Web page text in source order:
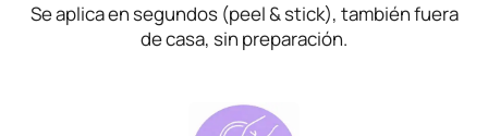
Se aplica en segundos (peel & stick), también fuera
de casa, sin preparación.